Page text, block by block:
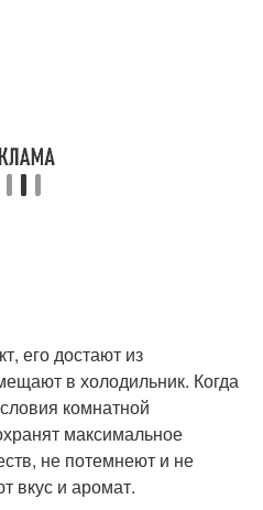
его достают из
в холодильник. Когда
комнатной
максимальное
не потемнеют и не
вкус и аромат.